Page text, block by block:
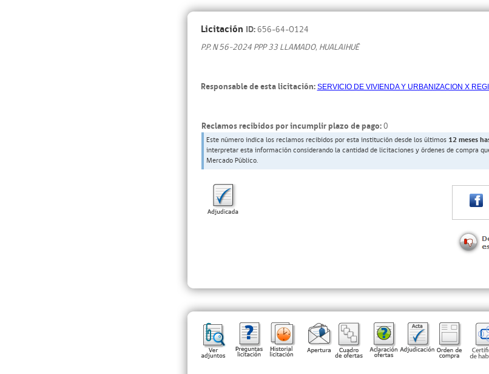
Licitación ID:656-64-O124
P.P. N 56-2024 PPP 33 LLAMADO, HUALAIHUÉ
Responsable de esta licitación:SERVICIO DE VIVIENDA Y URBANIZACION X
Reclamos recibidos por incumplir plazo de pago:0
Este número indica los reclamos recibidos por esta institución desde los últimos 12 meses
interpretar esta información considerando la cantidad de licitaciones y órdenes de compra
Mercado Público.